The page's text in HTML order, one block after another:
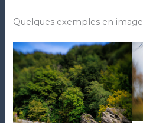
Quelques exemples en image